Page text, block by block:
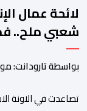
لائحة عمال
شعبي ملح..
بواسطة تارودانت:
تصاعدت في الاونة